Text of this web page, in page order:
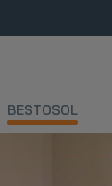
BESTOSOL